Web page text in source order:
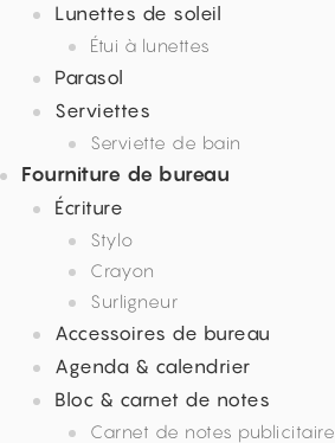
Lunettes de soleil
Étui à lunettes
Parasol
Serviettes
Serviette de bain
Fourniture de bureau
Écriture
Stylo
Crayon
Surligneur
Accessoires de bureau
Agenda & calendrier
Bloc & carnet de notes
Carnet de notes publicitaire